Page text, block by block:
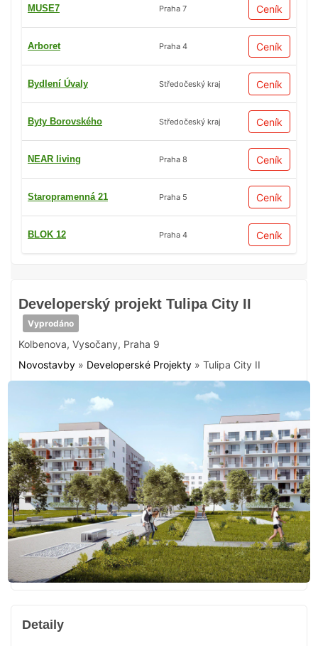
Developerský projekt Tulipa City II
Vyprodáno
Kolbenova, Vysočany, Praha 9
Novostavby » Developerské Projekty » Tulipa City II
MUSE7 Praha 7 Ceník
Arboret Praha 4 Ceník
Bydlení Úvaly Středočeský kraj Ceník
Byty Borovského Středočeský kraj Ceník
NEAR living Praha 8 Ceník
Staropramenná 21 Praha 5 Ceník
BLOK 12 Praha 4 Ceník
Detaily